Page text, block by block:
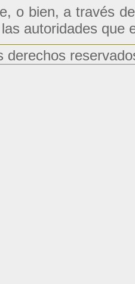
o bien, a través
autoridades que
derechos